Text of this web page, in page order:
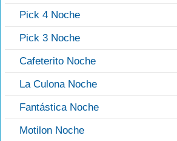
Pick 4 Noche
Pick 3 Noche
Cafeterito Noche
La Culona Noche
Fantástica Noche
Motilon Noche